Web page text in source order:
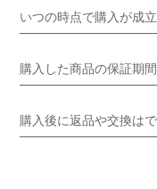
いつの時点で購入が成
購入した商品の保証期
購入後に返品や交換は